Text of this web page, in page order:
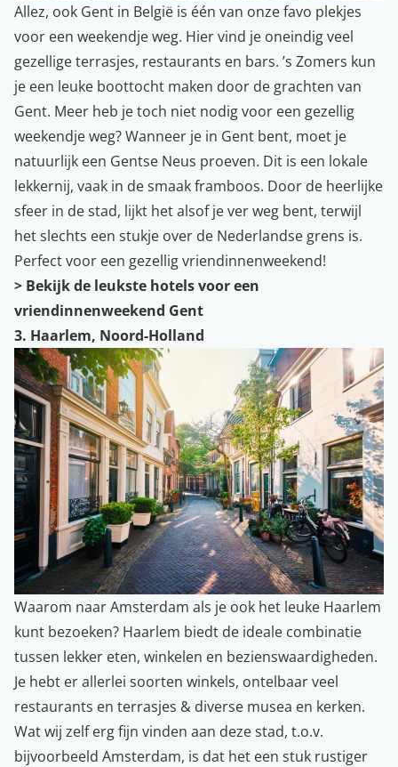
Allez, ook Gent in België is één van onze favo plekjes
voor een weekendje weg. Hier vind je oneindig veel
gezellige terrasjes, restaurants en bars. ’s Zomers kun
je een leuke boottocht maken door de grachten van
Gent. Meer heb je toch niet nodig voor een gezellig
weekendje weg? Wanneer je in Gent bent, moet je
natuurlijk een Gentse Neus proeven. Dit is een lokale
lekkernij, vaak in de smaak framboos. Door de heerlijke
sfeer in de stad, lijkt het alsof je ver weg bent, terwijl
het slechts een stukje over de Nederlandse grens is.
Perfect voor een gezellig vriendinnenweekend!
> Bekijk de leukste hotels voor een
vriendinnenweekend Gent
3. Haarlem, Noord-Holland
Waarom naar Amsterdam als je ook het leuke Haarlem
kunt bezoeken? Haarlem biedt de ideale combinatie
tussen lekker eten, winkelen en bezienswaardigheden.
Je hebt er allerlei soorten winkels, ontelbaar veel
restaurants en terrasjes & diverse musea en kerken.
Wat wij zelf erg fijn vinden aan deze stad, t.o.v.
bijvoorbeeld Amsterdam, is dat het een stuk rustiger